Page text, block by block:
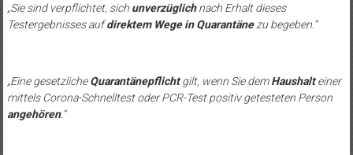
„Sie sind verpflichtet, sich unverzüglichnach Erhalt dieses
Testergebnisses aufdirektem Wege in Quarantänezu begeben.“
„Eine gesetzlicheQuarantänepflichtgilt, wenn Sie demHaushalteiner
mittels Corona-Schnelltest oder PCR-Test positiv getesteten Person
angehören.“